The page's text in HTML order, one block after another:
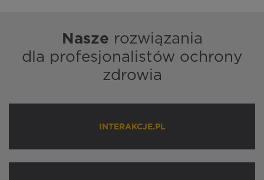
Nasze rozwiązania
dla profesjonalistów ochrony
zdrowia
INTERAKCJE.PL